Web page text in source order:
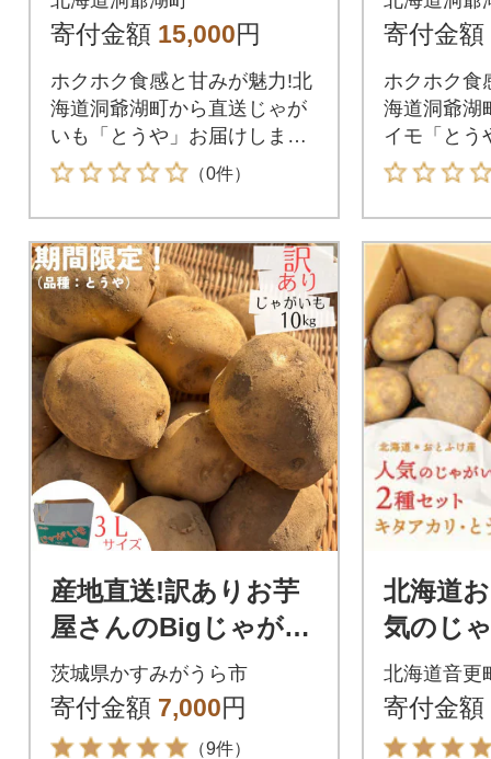
26年9月下旬より順次
寄付金額 15,000円
ホクホク食感と甘みが魅力!北
海道洞爺湖町から直送じゃが
いも「とうや」お届けしま
す。
（0件）
26年9月
寄付金額
ホクホク食
海道洞爺湖
イモ「とう
す。
産地直送!訳ありお芋
屋さんのBigじゃがい
も(品種:とうや)10kg
茨城県かすみがうら市
寄付金額 7,000円
（9件）
北海道
気の
とう
カリ 2
kg 【
北海道音更
寄付金額